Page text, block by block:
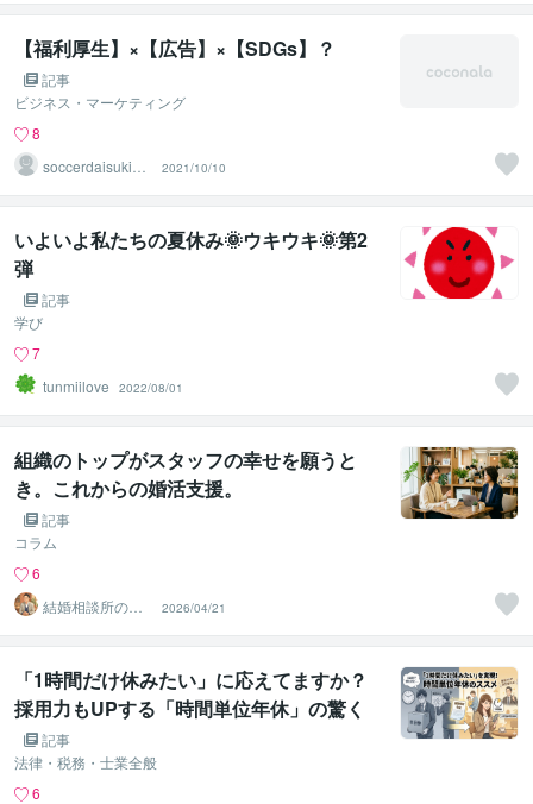
【福利厚生】×【広告】×【SDGs】？
記事
ビジネス・マーケティング
8
soccerdaisukide
2021/10/10
いよいよ私たちの夏休み🌞ウキウキ🌞第2
弾
記事
学び
7
tunmiilove
2022/08/01
組織のトップがスタッフの幸せを願うと
き。これからの婚活支援。
記事
コラム
6
結婚相談所の代
表カウンセラー
松尾
2026/04/21
「1時間だけ休みたい」に応えてますか？
採用力もUPする「時間単位年休」の驚く
べきメリットと導入法
記事
法律・税務・士業全般
6